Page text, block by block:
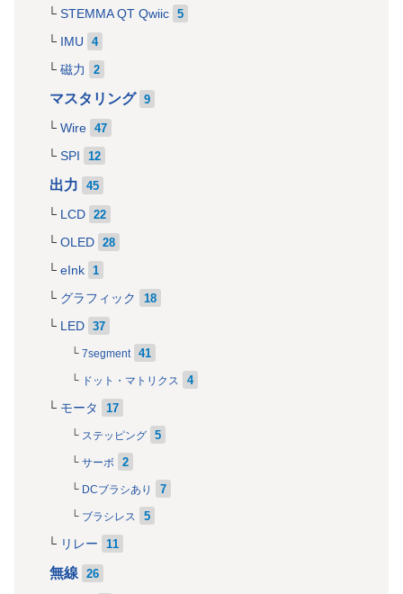
STEMMA QT Qwiic 5
IMU 4
磁力 2
マスタリング 9
Wire 47
SPI 12
出力 45
LCD 22
OLED 28
eInk 1
グラフィック 18
LED 37
7segment 41
ドット・マトリクス 4
モータ 17
ステッピング 5
サーボ 2
DCブラシあり 7
ブラシレス 5
リレー 11
無線 26